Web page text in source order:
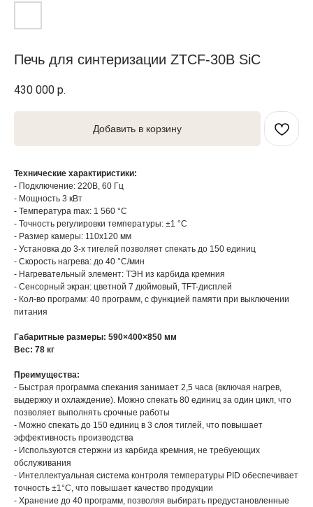
Печь для синтеризации ZTCF-30B SiC
430 000 р.
Добавить в корзину
Технические характиристики:
- Подключение: 220В, 60 Гц
- Мощность 3 кВт
- Температура max: 1 560 °C
- Точность регулировки температуры: ±1 °C
- Размер камеры: 110х120 мм
- Установка до 3-х тигелей позволяет спекать до 150 единиц
- Скорость нагрева: до 40 °C/мин
- Нагревательный элемент: ТЭН из карбида кремния
- Сенсорный экран: цветной 7 дюймовый, TFT-дисплей
- Кол-во программ: 40 программ, с функцией памяти при выключении
питания
Габаритные размеры: 590×400×850 мм
Вес: 78 кг
Преимущества:
- Быстрая программа спекания занимает 2,5 часа (включая нагрев,
выдержку и охлаждение). Можно спекать 80 единиц за один цикл, что
позволяет выполнять срочные работы
- Можно спекать до 150 единиц в 3 слоя тиглей, что повышает
эффективность производства
- Используются стержни из карбида кремния, не требуеющих
обслуживания
- Интеллектуальная система контроля температуры PID обеспечивает
точность ±1°C, что повышает качество продукции
- Хранение до 40 программ, позволяя выбирать предустановленные